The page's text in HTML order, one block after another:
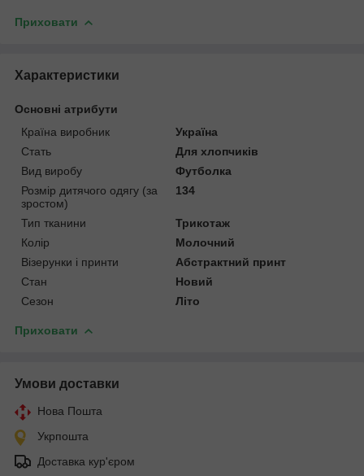
Приховати
Характеристики
Основні атрибути
Країна виробник
Україна
Стать
Для хлопчиків
Вид виробу
Футболка
Розмір дитячого одягу (за
зростом)
134
Тип тканини
Трикотаж
Колір
Молочний
Візерунки і принти
Абстрактний принт
Стан
Новий
Сезон
Літо
Приховати
Умови доставки
Нова Пошта
Укрпошта
Доставка кур'єром